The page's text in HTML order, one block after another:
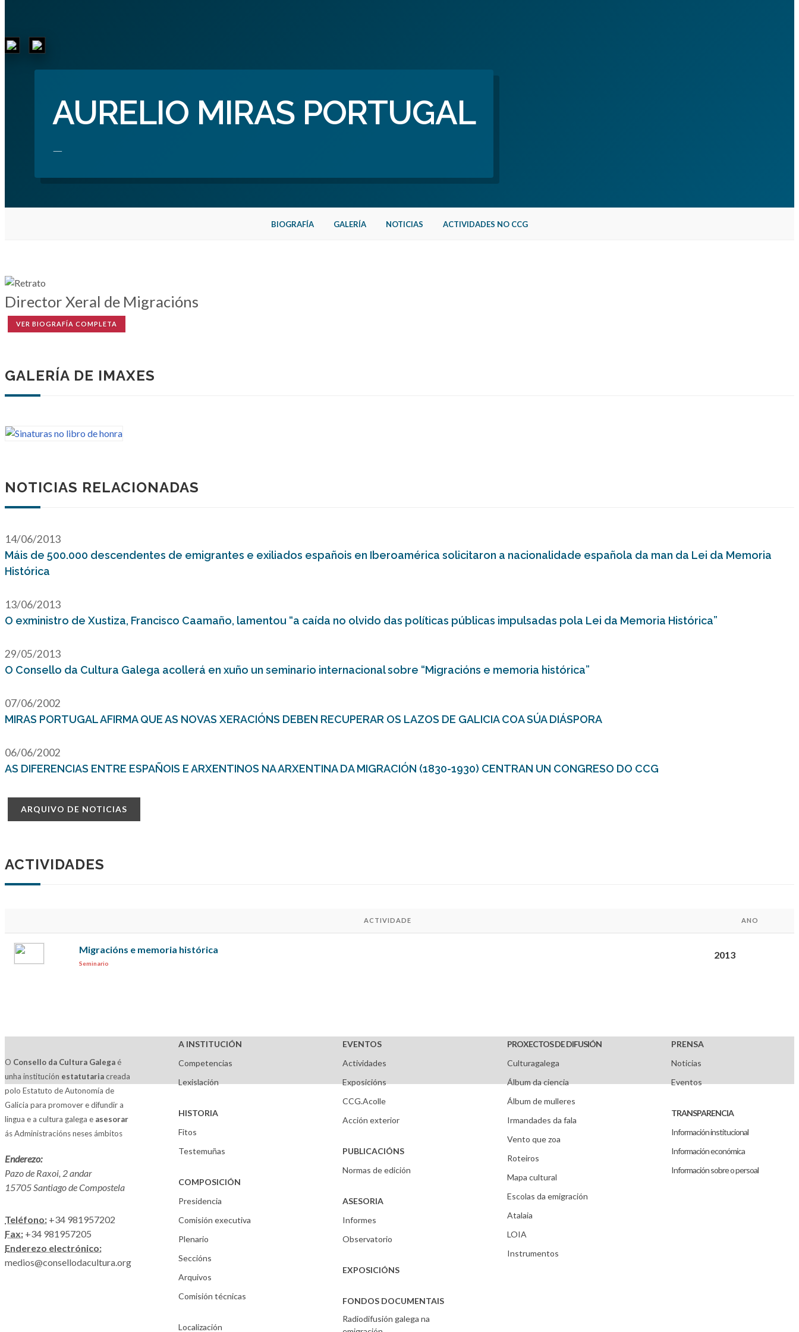
AURELIO MIRAS PORTUGAL
—
BIOGRAFÍA GALERÍA NOTICIAS ACTIVIDADES NO CCG
Director Xeral de Migracións
VER BIOGRAFÍA COMPLETA
GALERÍA DE IMAXES
NOTICIAS RELACIONADAS
14/06/2013
Máis de 500.000 descendentes de emigrantes e exiliados españois en Iberoamérica solicitaron a nacionalidade española da man da Lei da Memoria
Histórica
13/06/2013
O exministro de Xustiza, Francisco Caamaño, lamentou “a caída no olvido das políticas públicas impulsadas pola Lei da Memoria Histórica”
29/05/2013
O Consello da Cultura Galega acollerá en xuño un seminario internacional sobre “Migracións e memoria histórica”
07/06/2002
MIRAS PORTUGAL AFIRMA QUE AS NOVAS XERACIÓNS DEBEN RECUPERAR OS LAZOS DE GALICIA COA SÚA DIÁSPORA
06/06/2002
AS DIFERENCIAS ENTRE ESPAÑOIS E ARXENTINOS NA ARXENTINA DA MIGRACIÓN (1830-1930) CENTRAN UN CONGRESO DO CCG
ARQUIVO DE NOTICIAS
ACTIVIDADES
ACTIVIDADE ANO
Migracións e memoria histórica
Seminario
2013
O Consello da Cultura Galega é
unha institución estatutariacreada
polo Estatuto de Autonomía de
Galicia para promover e difundir a
lingua e a cultura galega e asesorar
ás Administracións neses ámbitos
Enderezo:
Pazo de Raxoi, 2 andar
15705 Santiago de Compostela
Teléfono: +34 981957202
Fax: +34 981957205
Enderezo electrónico:
medios@consellodacultura.org
A INSTITUCIÓN
Competencias
Lexislación
HISTORIA
Fitos
Testemuñas
COMPOSICIÓN
Presidencia
Comisión executiva
Plenario
Seccións
Arquivos
Comisión técnicas
Localización
EVENTOS
Actividades
Exposicións
CCG.Acolle
Acción exterior
PUBLICACIÓNS
Normas de edición
ASESORIA
Informes
Observatorio
EXPOSICIÓNS
FONDOS DOCUMENTAIS
Radiodifusión galega na
PROXECTOS DE DIFUSIÓN
Culturagalega
Álbum da ciencia
Álbum de mulleres
Irmandades da fala
Vento que zoa
Roteiros
Mapa cultural
Escolas da emigración
Atalaia
LOIA
Instrumentos
PRENSA
Noticias
Eventos
TRANSPARENCIA
Información institucional
Información económica
Información sobre o persoal